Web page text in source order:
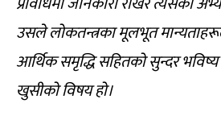
उसले लोकतन्त्रका मूलभूत
आर्थिक समृद्धि सहितको सुन्दर
खुसीको विषय हो।